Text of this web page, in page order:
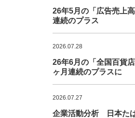
26年5月の「広告売上
連続のプラス
2026.07.28
26年6月の「全国百貨
ヶ月連続のプラスに
2026.07.27
企業活動分析 日本た